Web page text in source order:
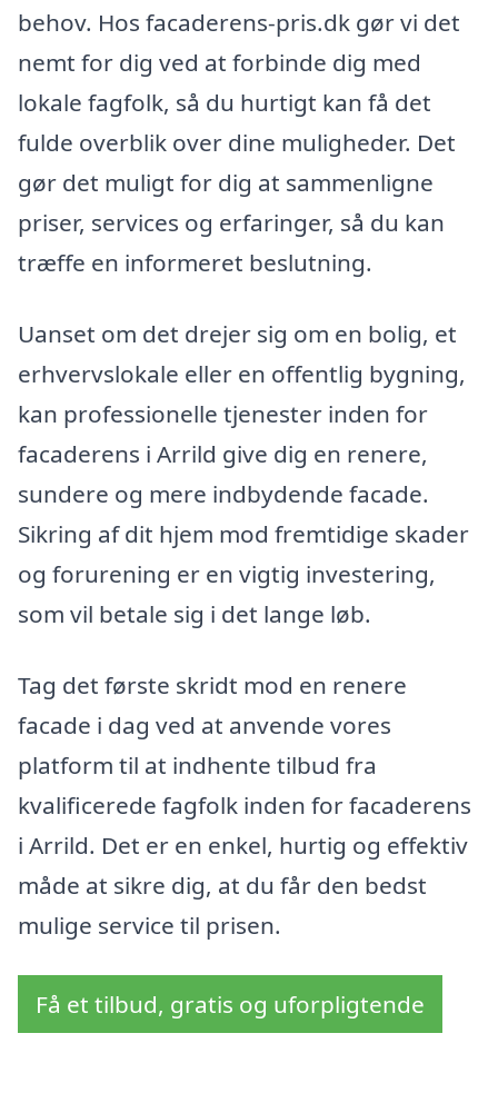
behov. Hos facaderens-pris.dk gør vi det
nemt for dig ved at forbinde dig med
lokale fagfolk, så du hurtigt kan få det
fulde overblik over dine muligheder. Det
gør det muligt for dig at sammenligne
priser, services og erfaringer, så du kan
træffe en informeret beslutning.
Uanset om det drejer sig om en bolig, et
erhvervslokale eller en offentlig bygning,
kan professionelle tjenester inden for
facaderens i Arrild give dig en renere,
sundere og mere indbydende facade.
Sikring af dit hjem mod fremtidige skader
og forurening er en vigtig investering,
som vil betale sig i det lange løb.
Tag det første skridt mod en renere
facade i dag ved at anvende vores
platform til at indhente tilbud fra
kvalificerede fagfolk inden for facaderens
i Arrild. Det er en enkel, hurtig og effektiv
måde at sikre dig, at du får den bedst
mulige service til prisen.
Få et tilbud, gratis og uforpligtende